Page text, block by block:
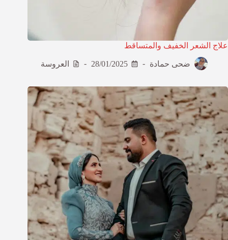
علاج الشعر الخفيف والمتساقط
ضحى حمادة 28/01/2025 العروسة